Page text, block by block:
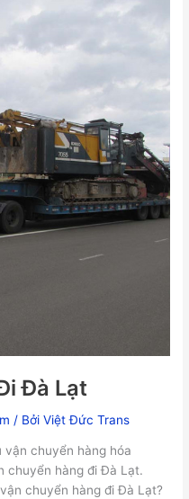
Đà Lạt
/ BởiViệt Đức Trans
chuyển hàng hóa
chuyển hàng đi Đà Lạt.
chuyển hàng đi Đà Lạt?